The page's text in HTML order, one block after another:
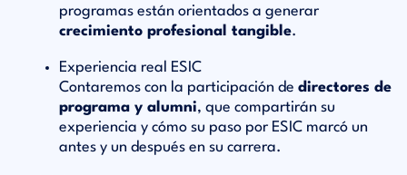
programas están orientados a generar
crecimiento profesional tangible.
Experiencia real ESIC
Contaremos con la participación de directores de
programa y alumni, que compartirán su
experiencia y cómo su paso por ESIC marcó un
antes y un después en su carrera.